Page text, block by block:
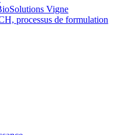
Vigne
processus de formulation